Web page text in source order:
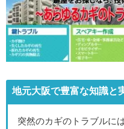
地元大阪で豊富な知識と
突然のカギのトラブルに